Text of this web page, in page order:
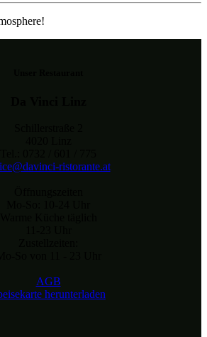
ristorante.at
AGB
herunterladen